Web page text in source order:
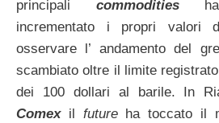
principali commodities
incrementato i propri valori
osservare l’ andamento del
scambiato oltre il limite
dei 100 dollari al barile. In
Comexil futureha toccato il